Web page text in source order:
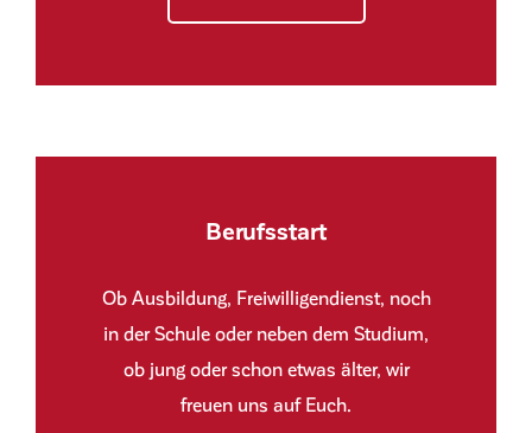
Berufsstart
Ob Ausbildung, Freiwilligendienst, noch
in der Schule oder neben dem Studium,
ob jung oder schon etwas älter, wir
freuen uns auf Euch.